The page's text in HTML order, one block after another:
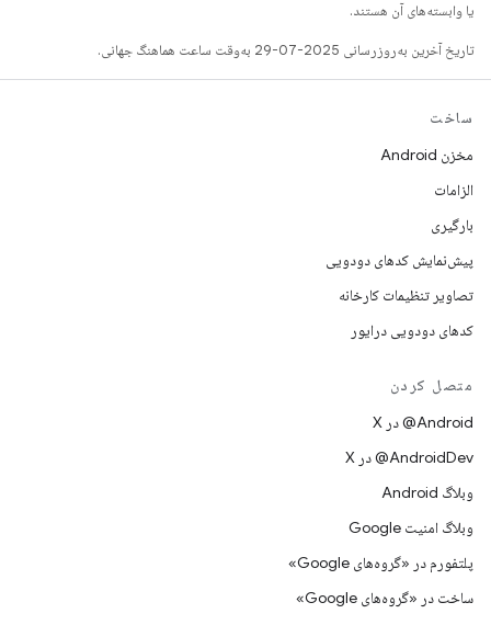
یا وابسته‌های آن هستند.
تاریخ آخرین به‌روزرسانی 2025-07-29 به‌وقت ساعت هماهنگ جهانی.
ساخت
مخزن Android
الزامات
بارگیری
پیش‌نمایش کدهای دودویی
تصاویر تنظیمات کارخانه
کدهای دودویی درایور
متصل کردن
‫‎@Android در X
‫‎@AndroidDev در X
وبلاگ Android
وبلاگ امنیت Google
پلتفورم در «گروه‌های Google»
ساخت در «گروه‌های Google»